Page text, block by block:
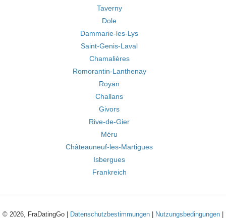
Taverny
Dole
Dammarie-les-Lys
Saint-Genis-Laval
Chamalières
Romorantin-Lanthenay
Royan
Challans
Givors
Rive-de-Gier
Méru
Châteauneuf-les-Martigues
Isbergues
Frankreich
© 2026, FraDatingGo | Datenschutzbestimmungen Nutzungsbedingungen